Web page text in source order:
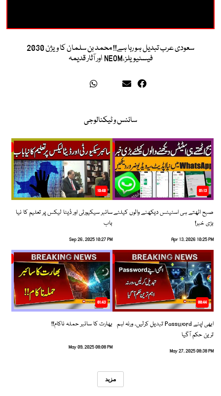
سعودی عرب تبدیل ہو رہا ہے!! محمد بن سلمان کا ویژن 2030
فیسٹیویلز،NEOM اور آثار قدیمہ
سائنس و ٹیکنالوجی
01:13
صبح اٹھتے ہی اسٹیٹس دیکھنے والوں کیلئے
بڑی خبر!
Apr 13, 2026 10:25 PM
10:48
سائبر سیکیورٹی اور ڈیٹا لیکس پر تعلیم کا نیا
باب
Sep 26, 2025 10:27 PM
00:44
ابھی اپنے Password تبدیل کرلیں، ورنہ اہم
ترین حکم آگیا
May 27, 2025 08:38 PM
01:43
بھارت کا سائبر حملہ ناکام!!
May 09, 2025 08:08 PM
مزید